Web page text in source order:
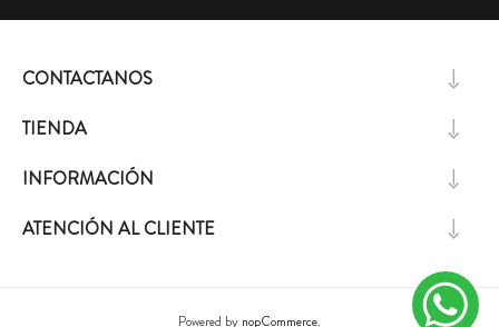
CONTACTANOS
TIENDA
INFORMACIÓN
ATENCIÓN AL CLIENTE
Powered by nopCommerce.